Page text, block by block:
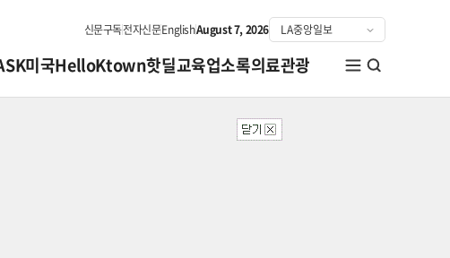
신문구독전자신문EnglishAugust 7, 2026
미국HelloKtown핫딜교육업소록의료관광